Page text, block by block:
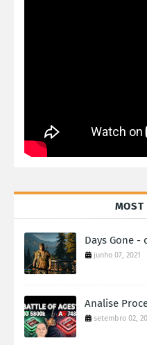
MOST
Days Gone -
junho 07, 2021
Analise
setembro 02,